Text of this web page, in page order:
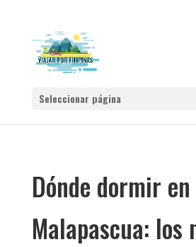
Seleccionar página
Dónde dormir en
Malapascua: los